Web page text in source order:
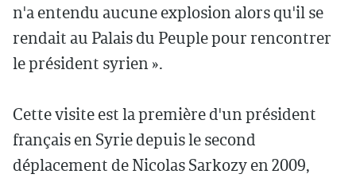
n'a entendu aucune explosion alors qu'il se
rendait au Palais du Peuple pour rencontrer
le président syrien ».
Cette visite est la première d'un président
français en Syrie depuis le second
déplacement de Nicolas Sarkozy en 2009,